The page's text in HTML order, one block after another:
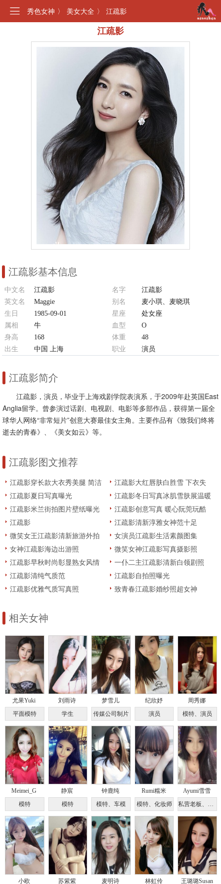
秀色女神 〉 美女大全 〉 江疏影
江疏影
江疏影基本信息
中文名 江疏影 名字
江疏影
英文名
Maggie 别名
麦小琪、麦晓琪
生日
1985-09-01 星座
处女座
属相
牛 血型
O
身高
168 体重
48
出生
中国 上海 职业 演员
江疏影简介
江疏影，演员，毕业于上海戏剧学院表演系，于2009年赴英国East
Anglia留学。曾参演过话剧、电视剧、电影等多部作品，获得第一届全
球华人网络“非常短片”创意大赛最佳女主角。主要作品有《致我们终将
逝去的青春》、《美女如云》等。
江疏影图文推荐
江疏影穿长款大衣秀美腿 简洁
利落不失清新
江疏影大红唇肤白胜雪 下衣失
踪性感娇艳
江疏影夏日写真曝光
江疏影冬日写真冰肌雪肤展温暖
笑靥
江疏影米兰街拍图片壁纸曝光
江疏影创意写真 暖心阮莞玩酷
出镜
江疏影
江疏影清新淳雅女神范十足
微笑女王江疏影清新旅游外拍
女演员江疏影生活素颜图集
女神江疏影海边出游照
微笑女神江疏影写真摄影照
江疏影早秋时尚彰显熟女风情
一仆二主江疏影清新白领剧照
江疏影清纯气质范
江疏影自拍照曝光
江疏影优雅气质写真照
致青春江疏影婚纱照超女神
相关女神
尤果Yuki
平面模特
刘雨诗
学生
梦雪儿
传媒公司制片
纪欣妤
演员
周秀娜
模特、演员
Meimei_G
模特
静宸
模特
钟鹿纯
模特、车模
Rumi糯米
模特、化妆师
Ayumi雪雪
私营老板、平面模特
小欧 苏紫紫 麦明诗 林虹伶 王璐璐Susan